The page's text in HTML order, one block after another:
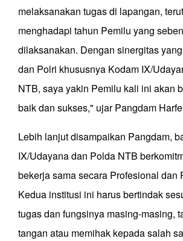
melaksanakan tugas di lapangan,
menghadapi tahun Pemilu yang
dilaksanakan. Dengan sinergitas
dan Polri khususnya Kodam IX/
NTB, saya yakin Pemilu kali ini akan
baik dan sukses," ujar Pangdam
Lebih lanjut disampaikan Pangdam,
IX/Udayana dan Polda NTB
bekerja sama secara Profesional dan
Kedua institusi ini harus bertindak
tugas dan fungsinya masing-masing,
tangan atau memihak kepada salah